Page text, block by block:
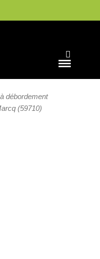
en IPE
débordement
(59710)